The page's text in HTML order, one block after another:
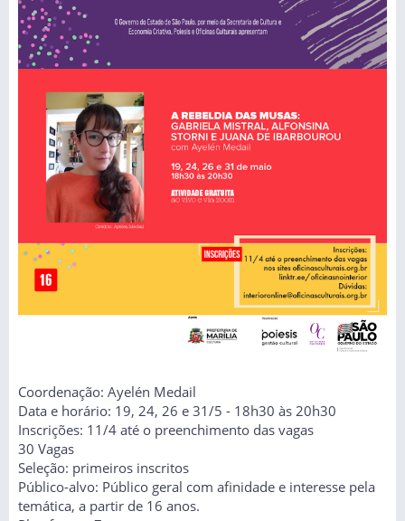
Coordenação: Ayelén Medail
Data e horário: 19, 24, 26 e 31/5 - 18h30 às 20h30
Inscrições: 11/4 até o preenchimento das vagas
30 Vagas
Seleção: primeiros inscritos
Público-alvo: Público geral com afinidade e interesse pela
temática, a partir de 16 anos.